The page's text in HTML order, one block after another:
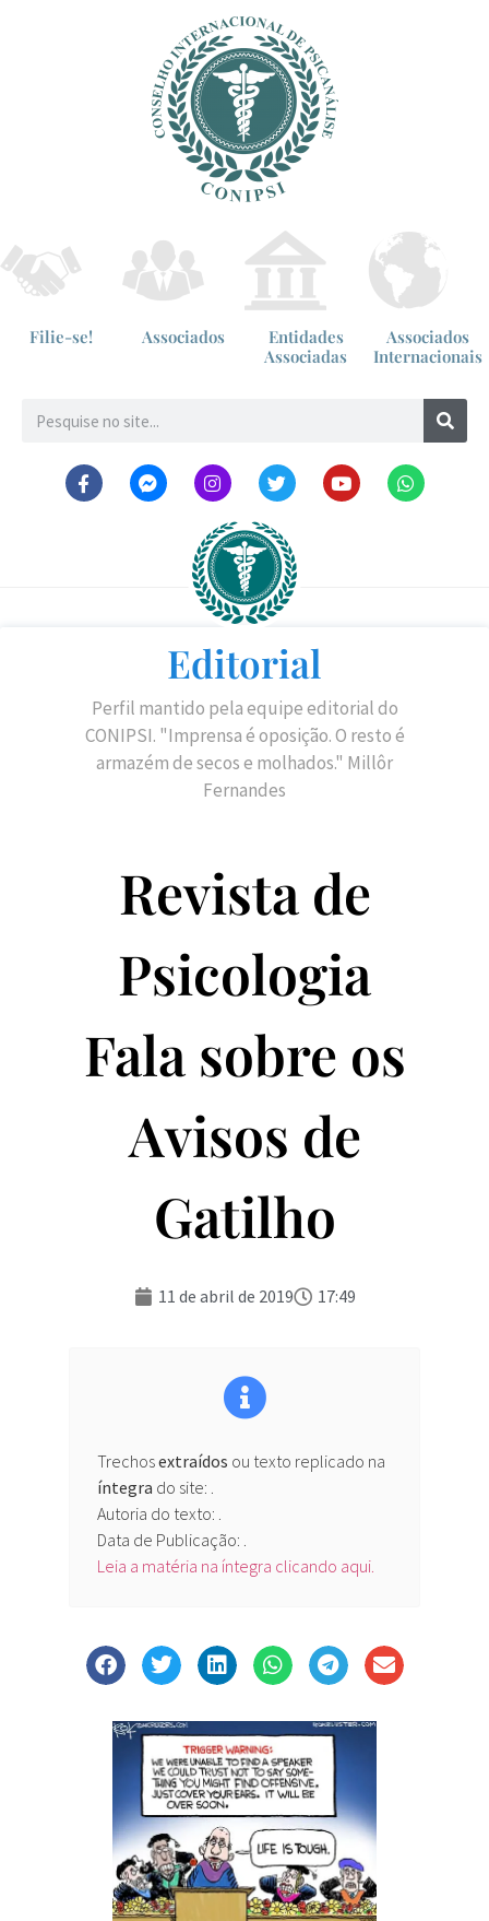
Filie-se! Associados
Entidades
Associadas
Associados
Internacionais
Editorial
Perfil mantido pela equipe editorial do
CONIPSI. "Imprensa é oposição. O resto é
armazém de secos e molhados." Millôr
Fernandes
Revista de
Psicologia
Fala sobre os
Avisos de
Gatilho
11 de abril de 2019 17:49
Trechosextraídos ou texto replicado na
íntegra do site: .
Autoria do texto: .
Data de Publicação: .
Leia a matéria na íntegra clicando aqui.